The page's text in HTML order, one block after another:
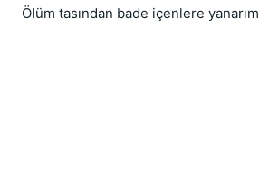
Ölüm tasından bade içenlere yanarım